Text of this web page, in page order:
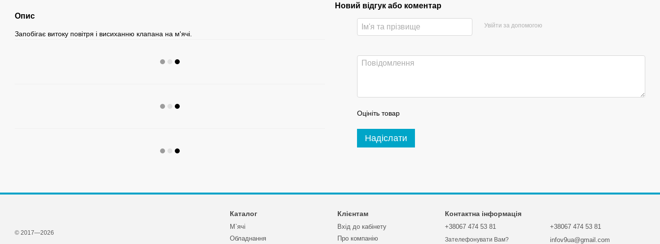
Опис
Запобігає витоку повітря і висиханню клапана на м'ячі.
Новий відгук або коментар
Увійти за допомогою
Оцініть товар
Надіслати
© 2017—2026
Каталог
М`ячі
Обладнання
Клієнтам
Вхід до кабінету
Про компанію
Контактна інформація
+38067 474 53 81
Зателефонувати Вам?
+38067 474 53 81
infov9ua@gmail.com